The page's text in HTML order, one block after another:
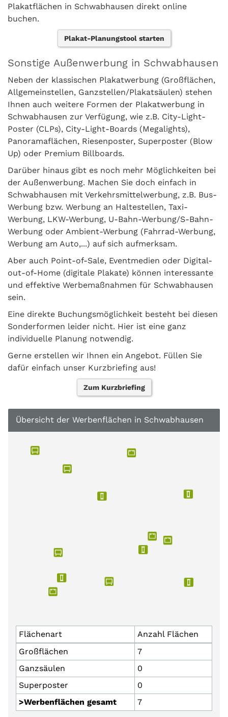
Plakatflächen in Schwabhausen direkt online
buchen.
Plakat-Planungstool starten
Sonstige Außenwerbung in Schwabhausen
Neben der klassischen Plakatwerbung (Großflächen,
Allgemeinstellen, Ganzstellen/Plakatsäulen) stehen
Ihnen auch weitere Formen der Plakatwerbung in
Schwabhausen zur Verfügung, wie z.B. City-Light-
Poster (CLPs), City-Light-Boards (Megalights),
Panoramaflächen, Riesenposter, Superposter (Blow
Up) oder Premium Billboards.
Darüber hinaus gibt es noch mehr Möglichkeiten bei
der Außenwerbung. Machen Sie doch einfach in
Schwabhausen mit Verkehrsmittelwerbung, z.B. Bus-
Werbung bzw. Werbung an Haltestellen, Taxi-
Werbung, LKW-Werbung, U-Bahn-Werbung/S-Bahn-
Werbung oder Ambient-Werbung (Fahrrad-Werbung,
Werbung am Auto,...) auf sich aufmerksam.
Aber auch Point-of-Sale, Eventmedien oder Digital-
out-of-Home (digitale Plakate) können interessante
und effektive Werbemaßnahmen für Schwabhausen
sein.
Eine direkte Buchungsmöglichkeit besteht bei diesen
Sonderformen leider nicht. Hier ist eine ganz
individuelle Planung notwendig.
Gerne erstellen wir Ihnen ein Angebot. Füllen Sie
dafür einfach unser Kurzbriefing aus!
Zum Kurzbriefing
Übersicht der Werbenflächen in Schwabhausen
Flächenart
Anzahl Flächen
Großflächen
7
Ganzsäulen
0
Superposter
0
>Werbenflächen gesamt
7